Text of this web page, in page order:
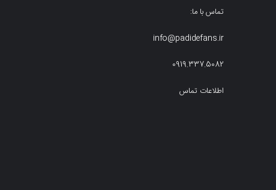
تماس با ما:
info@padidefans.ir
0919.337.5082
اطلاعات تماس